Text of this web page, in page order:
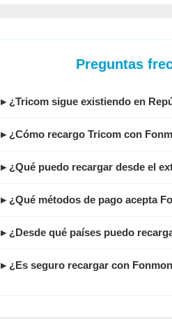
Preguntas
▸ ¿Tricom sigue existiendo en
▸ ¿Cómo recargo Tricom con
▸ ¿Qué puedo recargar desde el
▸ ¿Qué métodos de pago acepta
▸ ¿Desde qué países puedo
▸ ¿Es seguro recargar con